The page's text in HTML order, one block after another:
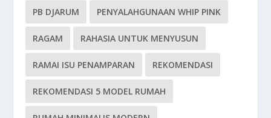
PB DJARUM PENYALAHGUNAAN WHIP PINK
RAGAM RAHASIA UNTUK MENYUSUN
RAMAI ISU PENAMPARAN REKOMENDASI
REKOMENDASI 5 MODEL RUMAH